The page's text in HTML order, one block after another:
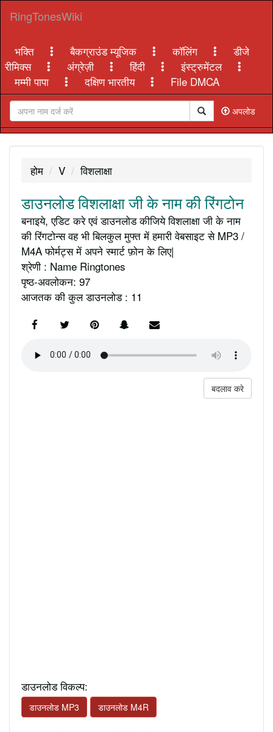
RingTonesWiki
भक्ति बैकग्राउंड म्यूजिक कॉलिंग
डीजे
रीमिक्स
अंग्रेज़ी हिंदी
इंस्ट्रुमेंटल
मम्मी पापा
दक्षिण भारतीय File DMCA
अपलोड
होम V विशलाक्षा
डाउनलोड विशलाक्षा जी के नाम की रिंगटोन
बनाइये, एडिट करे एवं डाउनलोड कीजिये विशलाक्षा जी के नाम
की रिंगटोन्स वह भी बिलकुल मुफ्त में हमारी वेबसाइट से MP3 /
M4A फोर्मट्स में अपने स्मार्ट फ़ोन के लिए|
श्रेणी : Name Ringtones
पृष्ठ-अवलोकन: 97
आजतक की कुल डाउनलोड : 11
बदलाव करे
डाउनलोड विकल्प:
डाउनलोड MP3 डाउनलोड M4R